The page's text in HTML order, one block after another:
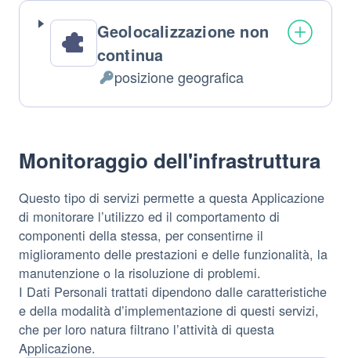
Geolocalizzazione non
continua
Dati
Personali
posizione geografica
Monitoraggio dell'infrastruttura
Questo tipo di servizi permette a questa Applicazione
di monitorare l’utilizzo ed il comportamento di
componenti della stessa, per consentirne il
miglioramento delle prestazioni e delle funzionalità, la
manutenzione o la risoluzione di problemi.
I Dati Personali trattati dipendono dalle caratteristiche
e della modalità d’implementazione di questi servizi,
che per loro natura filtrano l’attività di questa
Applicazione.